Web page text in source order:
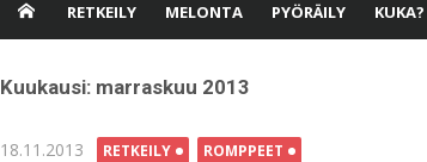
RETKEILY MELONTA PYÖRÄILY KUKA?
Kuukausi: marraskuu 2013
Posted
18.11.2013 RETKEILY ROMPPEET